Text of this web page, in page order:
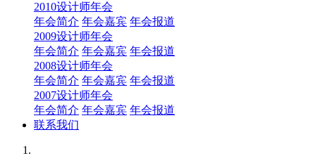
2010设计师年会
年会简介 年会嘉宾 年会报道
2009设计师年会
年会简介 年会嘉宾 年会报道
2008设计师年会
年会简介 年会嘉宾 年会报道
2007设计师年会
年会简介 年会嘉宾 年会报道
联系我们